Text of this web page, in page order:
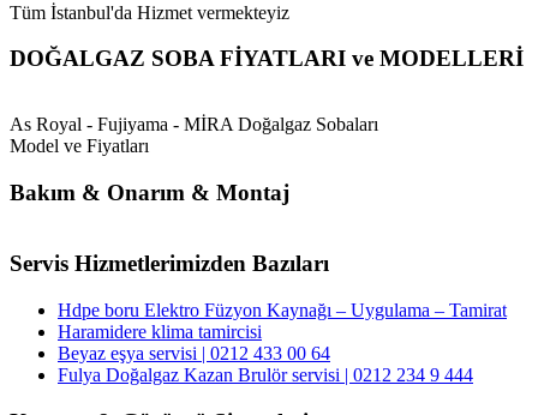
Tüm İstanbul'da Hizmet vermekteyiz
DOĞALGAZ SOBA FİYATLARI ve MODELLERİ
As Royal - Fujiyama - MİRA Doğalgaz Sobaları
Model ve Fiyatları
Bakım & Onarım & Montaj
Servis Hizmetlerimizden Bazıları
Hdpe boru Elektro Füzyon Kaynağı – Uygulama – Tamirat
Haramidere klima tamircisi
Beyaz eşya servisi | 0212 433 00 64
Fulya Doğalgaz Kazan Brulör servisi | 0212 234 9 444